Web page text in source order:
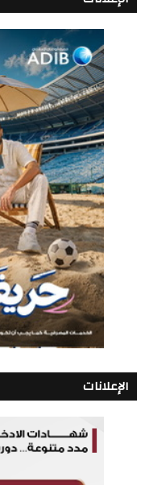
الإعلانات